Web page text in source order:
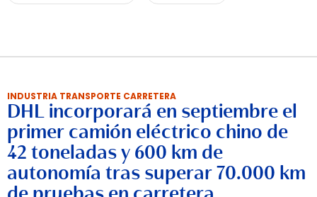
INDUSTRIA TRANSPORTE CARRETERA
DHL incorporará en septiembre el
primer camión eléctrico chino de
42 toneladas y 600 km de
autonomía tras superar 70.000 km